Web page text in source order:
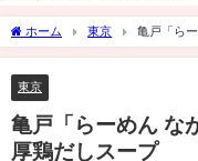
ホーム 東京
亀戸「ら
プ
東京
亀戸「らーめん な
厚鶏だしスープ